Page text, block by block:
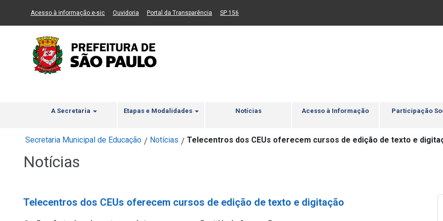
Ir ao Conteúdo Ir para menu principal 2 Ir para busca Ir para rodapé
Acesso à informação e-sic(Link para um novo sítio)
Ouvidoria (Link para um novo sítio)
Portal da Transparência (Link para um novo sítio)
SP 156
A Secretaria Etapas e Modalidades Notícias Acesso à Informação Participação
Secretaria Municipal de Educação / Notícias / Telecentros dos CEUs oferecem cursos de edição de texto e
Notícias
Telecentros dos CEUs oferecem cursos de edição de texto e digitação